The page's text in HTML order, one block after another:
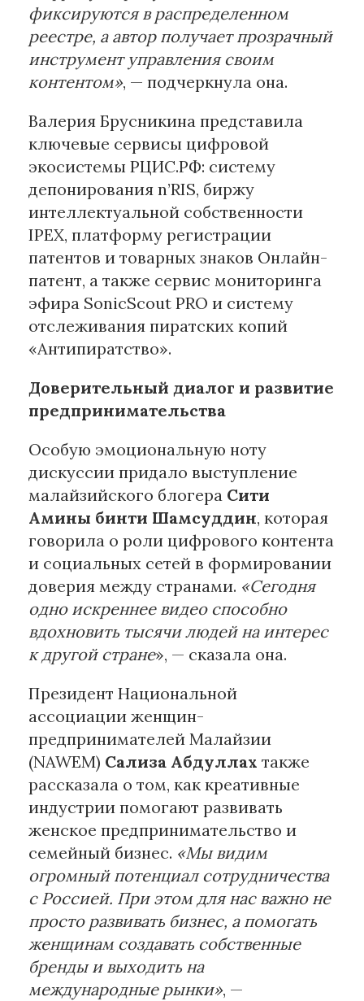
фиксируются в распределенном
реестре, а автор получает прозрачный
инструмент управления своим
контентом», — подчеркнула она.
Валерия Брусникина представила
ключевые сервисы цифровой
экосистемы РЦИС.РФ: систему
депонирования n’RIS, биржу
интеллектуальной собственности
IPEX, платформу регистрации
патентов и товарных знаков Онлайн-
патент, а также сервис мониторинга
эфира SonicScout PRO и систему
отслеживания пиратских копий
«Антипиратство».
Доверительный диалог и развитие
предпринимательства
Особую эмоциональную ноту
дискуссии придало выступление
малайзийского блогера Сити
Амины бинти Шамсуддин, которая
говорила о роли цифрового контента
и социальных сетей в формировании
доверия между странами. «Сегодня
одно искреннее видео способно
вдохновить тысячи людей на интерес
к другой стране», — сказала она.
Президент Национальной
ассоциации женщин-
предпринимателей Малайзии
(NAWEM) Сализа Абдуллах также
рассказала о том, как креативные
индустрии помогают развивать
женское предпринимательство и
семейный бизнес. «Мы видим
огромный потенциал сотрудничества
с Россией. При этом для нас важно не
просто развивать бизнес, а помогать
женщинам создавать собственные
бренды и выходить на
международные рынки», —